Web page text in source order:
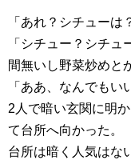
「あれ？シチューは
「シチュー？シチ
間無いし野菜炒めと
「ああ、なんでもい
2人で暗い玄関に明
て台所へ向かった。
台所は暗く人気はな